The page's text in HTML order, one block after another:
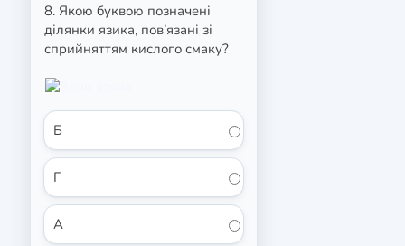
8. Якою буквою позначені
ділянки язика, пов’язані зі
сприйняттям кислого смаку?
Б
Г
А